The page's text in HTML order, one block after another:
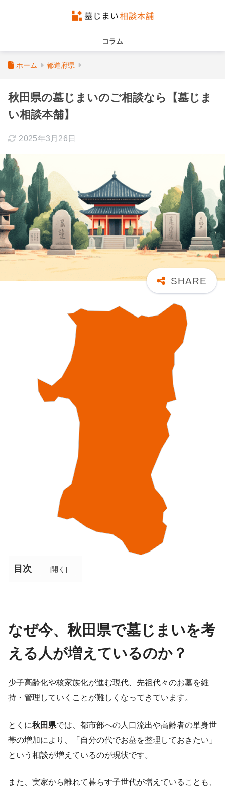
コラム
ホーム 都道府県
秋田県の墓じまいのご相談なら【墓じま
い相談本舗】
2025年3月26日
目次 [開く ]
なぜ今、秋田県で墓じまいを考
える人が増えているのか？
少子高齢化や核家族化が進む現代、先祖代々のお墓を維
持・管理していくことが難しくなってきています。
とくに秋田県では、都市部への人口流出や高齢者の単身世
帯の増加により、「自分の代でお墓を整理しておきたい」
という相談が増えているのが現状です。
また、実家から離れて暮らす子世代が増えていることも、